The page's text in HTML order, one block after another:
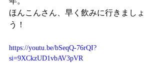
ほんこんさん、早く飲みに行きましょ
う！
https://youtu.be/bSeqQ-76rQI?
si=9XCkzUD1vbAV3pVR